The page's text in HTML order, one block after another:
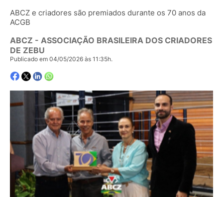
ABCZ e criadores são premiados durante os 70 anos da
ACGB
ABCZ - ASSOCIAÇÃO BRASILEIRA DOS CRIADORES
DE ZEBU
Publicado em 04/05/2026 às 11:35h.